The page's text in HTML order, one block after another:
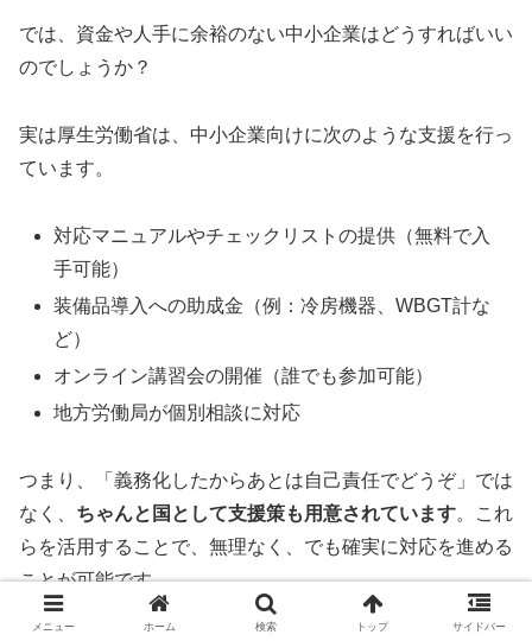
では、資金や人手に余裕のない中小企業はどうすればいい
のでしょうか？
実は厚生労働省は、中小企業向けに次のような支援を行っ
ています。
対応マニュアルやチェックリストの提供（無料で入
手可能）
装備品導入への助成金（例：冷房機器、WBGT計な
ど）
オンライン講習会の開催（誰でも参加可能）
地方労働局が個別相談に対応
つまり、「義務化したからあとは自己責任でどうぞ」では
なく、 ちゃんと国として支援策も用意されています。これ
らを活用することで、無理なく、でも確実に対応を進める
ことが可能です。
メニュー ホーム 検索 トップ サイドバー